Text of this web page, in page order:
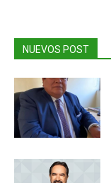
NUEVOS POST